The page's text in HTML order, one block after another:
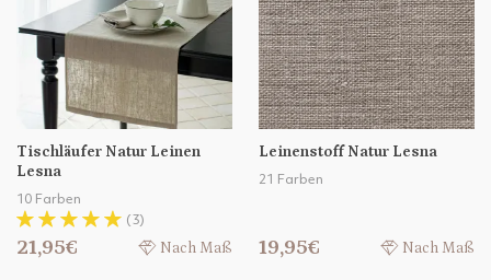
Tischläufer Natur Leinen
Lesna
10 Farben
(3)
21,95€ Nach Maß
Leinenstoff Natur Lesna
21 Farben
19,95€ Nach Maß